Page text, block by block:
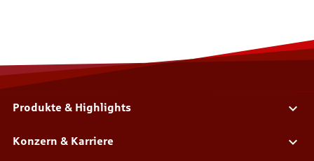
Produkte & Highlights
Konzern & Karriere